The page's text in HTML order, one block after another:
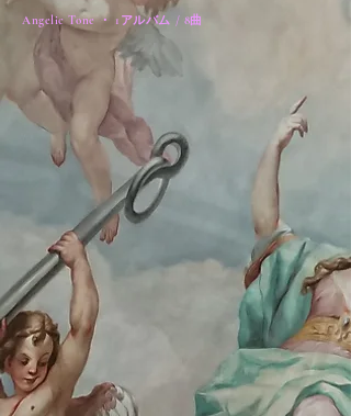
Angelic Tone ・ 1アルバム / 8曲